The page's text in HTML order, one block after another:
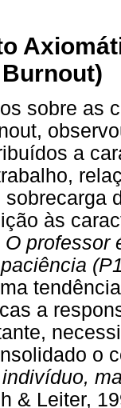
sobre as
a
às
O professor
a
o
& Leiter,